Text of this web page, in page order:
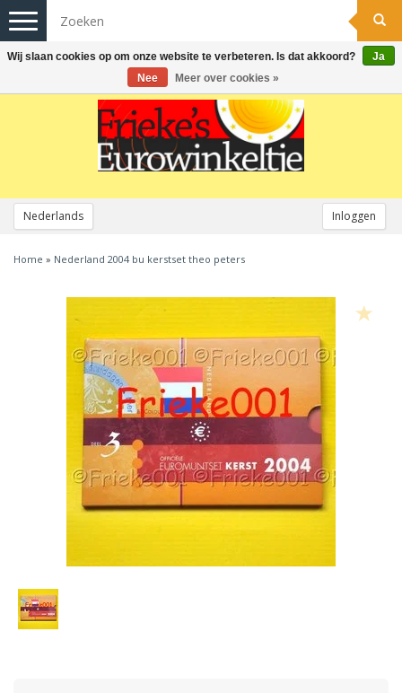
Nederlands Inloggen
Toggle
navigation
Home » Nederland 2004 bu kerstset theo peters
Wij slaan cookies op om onze website te verbeteren. Is dat akkoord?
Ja
Nee
Meer over cookies »